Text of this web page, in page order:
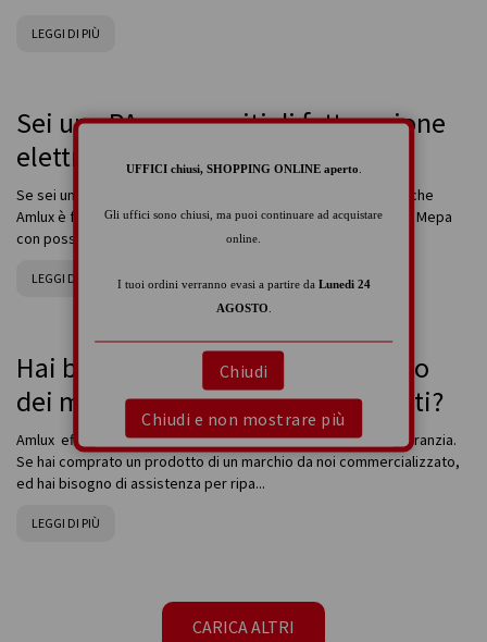
LEGGI DI PIÙ
Sei una PA e necessiti di fatturazione
elettronica per l'acquisto?
Se sei un ente della pubblica amministrazione, ti informiamo che
Amlux è fornitore della Pubblica Amministrazione PA,iscritti al Mepa
con possibilità di fattura elettronica, p...
LEGGI DI PIÙ
Hai bisogno di riparare un prodotto
dei marchi da noi commercializzati?
Amlux effettua anche servizio di riparazione prodotti fuori garanzia.
Se hai comprato un prodotto di un marchio da noi commercializzato,
ed hai bisogno di assistenza per ripa...
LEGGI DI PIÙ
CARICA ALTRI
UFFICI chiusi, SHOPPING ONLINE aperto
Gli uffici sono chiusi, ma puoi continuare ad acquistare
online.
I tuoi ordini verranno evasi a partire da Lunedi 24
AGOSTO
Chiudi
Chiudi e non mostrare più